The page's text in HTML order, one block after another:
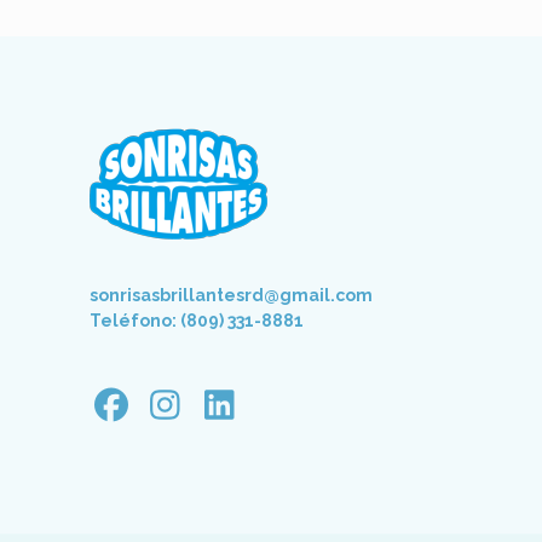
sonrisasbrillantesrd@gmail.com
Teléfono: (809) 331-8881